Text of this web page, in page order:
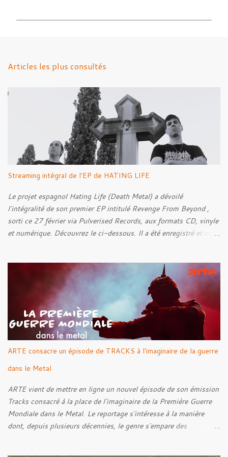
Articles les plus consultés
Streaming intégral de l'EP de HATING LIFE
Le projet espagnol Hating Life (Death Metal) a dévoilé
l'intégralité de son premier EP intitulé Revenge From Beyond ,
sorti ce 27 février via Pulverised Records, aux formats CD, vinyle
et numérique. Découvrez le ci-dessous. Il a été enregistré et mixé
Rebellion Against The Vile 05. Revenge From Beyond 06. The
Sense Of Fear
ARTE consacre un épisode de TRACKS à l'imaginaire de la guerre
dans le Metal
ARTE vient de mettre en ligne un nouvel épisode de son émission
Tracks consacré à la place de l'imaginaire de la Première Guerre
Mondiale dans le Metal. Le reportage s'intéresse à la manière
dont, depuis plusieurs décennies, le genre s'empare des